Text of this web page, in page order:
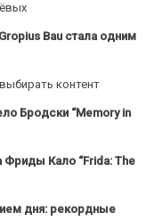
Bau стала одним
контент
Бродски “Memory in
Фриды Кало “Frida: The
дня: рекордные